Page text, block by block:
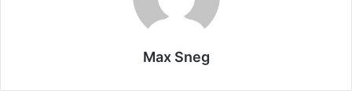
Max Sneg